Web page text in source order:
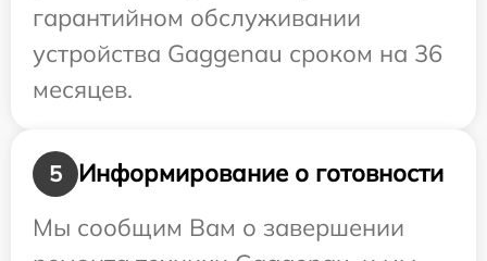
гарантийном обслуживании
устройства Gaggenau сроком на 36
месяцев.
5
Информирование о готовности
Мы сообщим Вам о завершении